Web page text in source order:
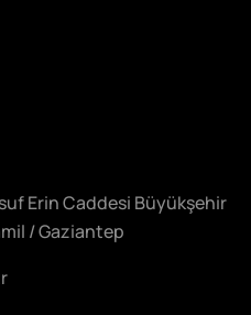
Erin Caddesi Büyükşehir
/ Gaziantep